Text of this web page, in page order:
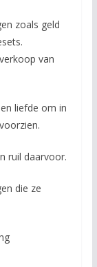
zoals geld
van
liefde om in
ruil daarvoor.
die ze